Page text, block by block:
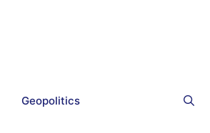
Geopolitics